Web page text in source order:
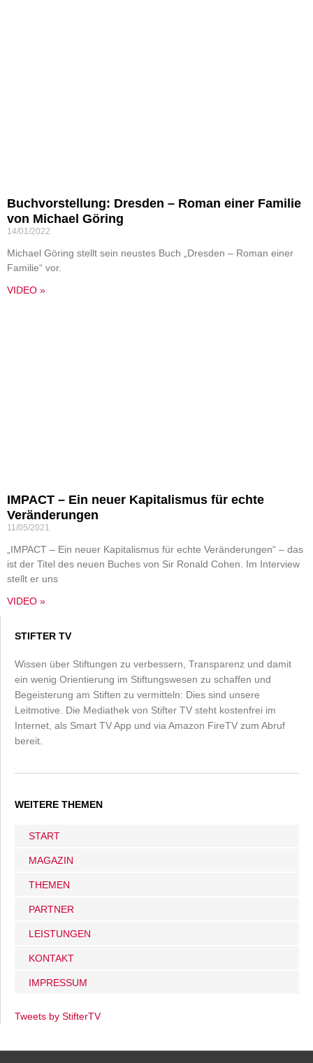
Buchvorstellung: Dresden – Roman einer Familie
von Michael Göring
14/01/2022
Michael Göring stellt sein neustes Buch „Dresden – Roman einer
Familie“ vor.
VIDEO »
IMPACT – Ein neuer Kapitalismus für echte
Veränderungen
11/05/2021
„IMPACT – Ein neuer Kapitalismus für echte Veränderungen“ – das
ist der Titel des neuen Buches von Sir Ronald Cohen. Im Interview
stellt er uns
VIDEO »
STIFTER TV
Wissen über Stiftungen zu verbessern, Transparenz und damit
ein wenig Orientierung im Stiftungswesen zu schaffen und
Begeisterung am Stiften zu vermitteln: Dies sind unsere
Leitmotive. Die Mediathek von Stifter TV steht kostenfrei im
Internet, als Smart TV App und via Amazon FireTV zum Abruf
bereit.
WEITERE THEMEN
START
MAGAZIN
THEMEN
PARTNER
LEISTUNGEN
KONTAKT
IMPRESSUM
Tweets by StifterTV